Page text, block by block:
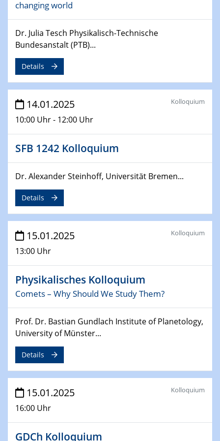
06.02.2025
Sfb-trr247-all Seminar
CataLysis Joint Colloquium)
Sfb-trr247-all Workshop
UnOCat
11.02.2025
SFB/TRR 270 Kolloquium
11.02.2025
Social Hour
CENIDE / ZBT / IW
11.02.2025
Natural Water to H2
12.02.2025 - 14.02.2025
Sfb-trr247-all Annual Meeting
24.02.2025
27.02.2025
WIN & CENIDE Seminar Series on 2D-
MATURE
27.02.2025
Sfb-trr247-all Seminar
18.03.2025 - 19.03.2025
Kooperationsseminar
Elektrolyse/Brennstoffzelle
21.03.2025
EIC Pathfinder
EU funding for early stage scientific, technological or
changing world
Dr. Julia Tesch Physikalisch-Technische
Bundesanstalt (PTB)...
Details
14.01.2025
10:00 Uhr - 12:00 Uhr
Kolloquium
SFB 1242 Kolloquium
Dr. Alexander Steinhoff, Universität Bremen...
Details
15.01.2025
13:00 Uhr
Kolloquium
Physikalisches Kolloquium
Comets – Why Should We Study Them?
Prof. Dr. Bastian Gundlach Institute of Planetology,
University of Münster...
Details
15.01.2025
16:00 Uhr
Kolloquium
GDCh Kolloquium